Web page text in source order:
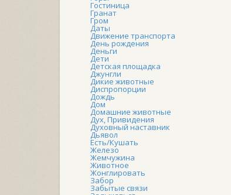
Гостиница
Гранат
Гром
Даты
Движение транспорта
День рождения
Деньги
Дети
Детская площадка
Джунгли
Дикие животные
Диспропорции
Дождь
Дом
Домашние животные
Дух, Привидения
Духовный наставник
Дьявол
Есть/Кушать
Железо
Жемчужина
Животное
Жонглировать
Забор
Забытые связи